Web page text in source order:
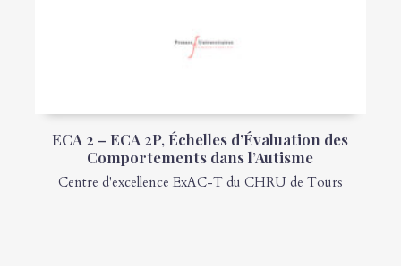
ECA 2 – ECA 2P, Échelles d’Évaluation des
Comportements dans l’Autisme
Centre d'excellence ExAC-T du CHRU de Tours